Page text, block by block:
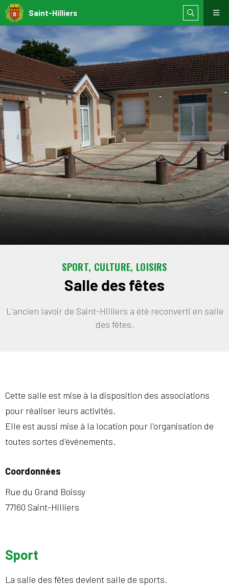
Saint-Hilliers
SPORT, CULTURE, LOISIRS
Salle des fêtes
L'ancien lavoir de Saint-Hilliers a été reconverti en salle
des fêtes.
Cette salle est mise à la disposition des associations
pour réaliser leurs activités.
Elle est aussi mise à la location pour l'organisation de
toutes sortes d'événements.
Coordonnées
Rue du Grand Boissy
77160 Saint-Hilliers
Sport
La salle des fêtes devient salle de sports.